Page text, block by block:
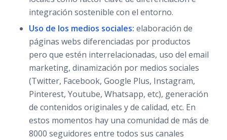
integración sostenible con el entorno.
Uso de los medios sociales: elaboración de
páginas webs diferenciadas por productos
pero que estén interrelacionadas, uso del email
marketing, dinamización por medios sociales
(Twitter, Facebook, Google Plus, Instagram,
Pinterest, Youtube, Whatsapp, etc), generación
de contenidos originales y de calidad, etc. En
estos momentos hay una comunidad de más de
8000 seguidores entre todos sus canales